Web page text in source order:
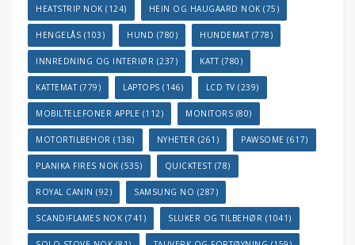
HEATSTRIP NOK (124) HEIN OG HAUGAARD NOK (75)
HENGELÅS (103) HUND (780) HUNDEMAT(778)
INNREDNING OG INTERIØR (237) KATT(780)
KATTEMAT(779) LAPTOPS (146) LCD TV (239)
MOBILTELEFONER APPLE (112) MONITORS (80)
MOTORTILBEHOR (138) NYHETER (261) PAWSOME (617)
PLANIKA FIRES NOK (535) QUICKTEST(78)
ROYAL CANIN (92) SAMSUNG NO (287)
SCANDIFLAMES NOK (741) SLUKER OG TILBEHØR (1041)